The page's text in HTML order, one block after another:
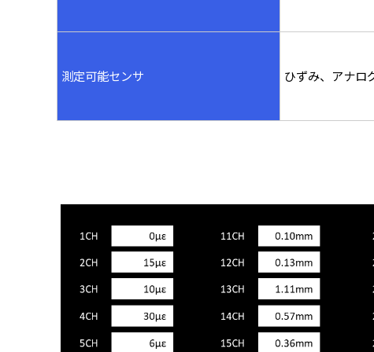
測定可能センサ ひずみ、アナロ